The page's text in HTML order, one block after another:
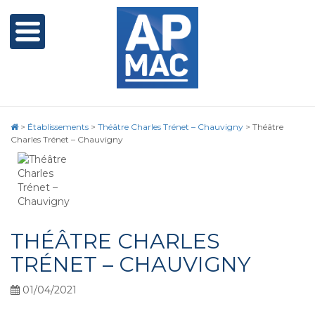
> Établissements > Théâtre Charles Trénet – Chauvigny > Théâtre
Charles Trénet – Chauvigny
THÉÂTRE CHARLES
TRÉNET – CHAUVIGNY
01/04/2021